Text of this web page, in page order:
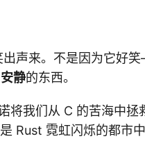
声来。不是因为它好
安静的东西。
我们从 C 的苦海中拯
Rust 霓虹闪烁的都市